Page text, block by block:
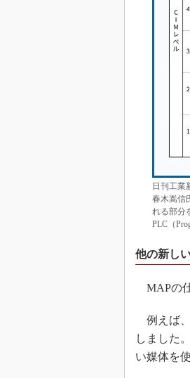
日刊工業
春木嵩信
れる部分
PLC（
他の新し
MAPの
例えば、
しました
い媒体を